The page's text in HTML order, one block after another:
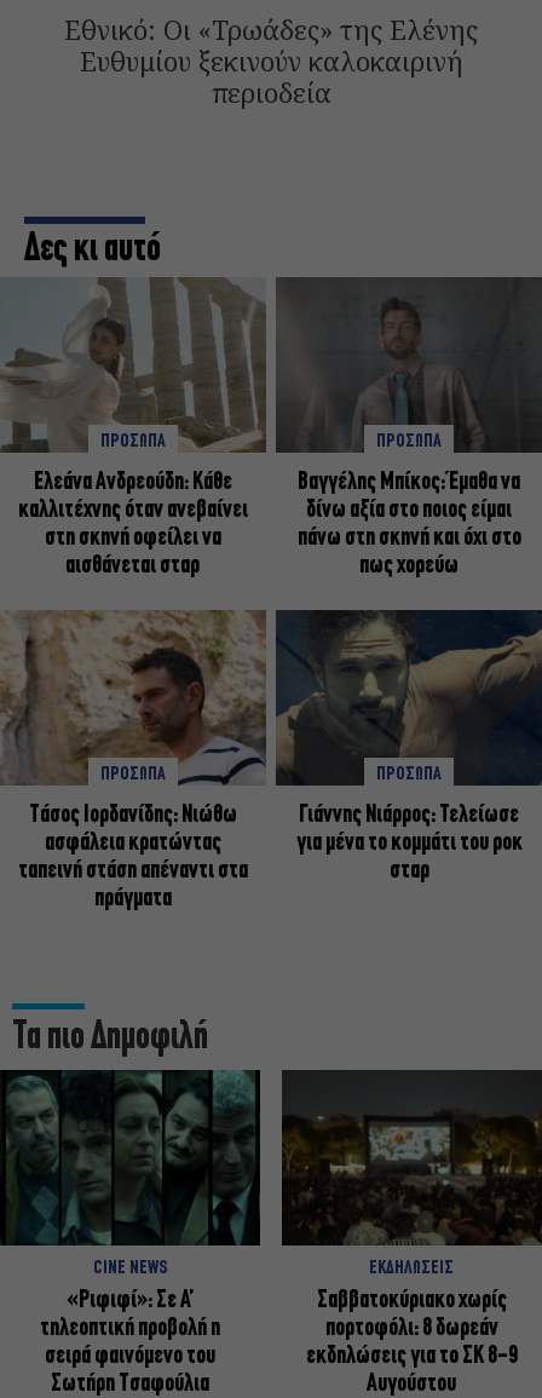
Εθνικό: Οι «Τρωάδες» της Ελένης
Ευθυμίου ξεκινούν καλοκαιρινή
περιοδεία
Δες κι αυτό
ΠΡΟΣΩΠΑ
Ελεάνα Ανδρεούδη: Κάθε
καλλιτέχνης όταν ανεβαίνει
στη σκηνή οφείλει να
αισθάνεται σταρ
ΠΡΟΣΩΠΑ
Βαγγέλης Μπίκος: Έμαθα να
δίνω αξία στο ποιος είμαι
πάνω στη σκηνή και όχι στο
πως χορεύω
ΠΡΟΣΩΠΑ
Tάσος Ιορδανίδης: Νιώθω
ασφάλεια κρατώντας
ταπεινή στάση απέναντι στα
πράγματα
ΠΡΟΣΩΠΑ
Γιάννης Νιάρρος: Τελείωσε
για μένα το κομμάτι του ροκ
σταρ
Τα πιο Δημοφιλή
CINE NEWS
«Ριφιφί»: Σε Α’
τηλεοπτική προβολή η
σειρά φαινόμενο του
Σωτήρη Τσαφούλια
ΕΚΔΗΛΩΣΕΙΣ
Σαββατοκύριακο χωρίς
πορτοφόλι: 8 δωρεάν
εκδηλώσεις για το ΣΚ 8-9
Αυγούστου